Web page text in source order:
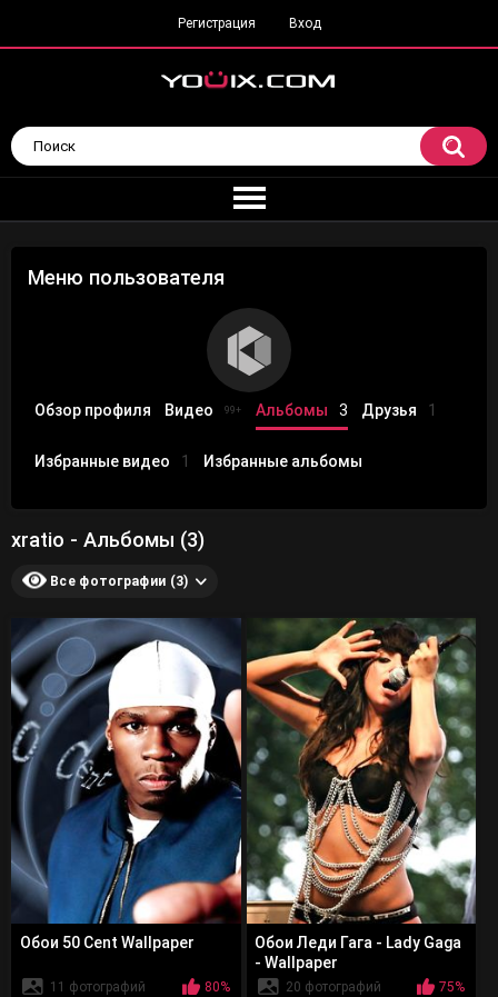
Регистрация Вход
Меню пользователя
Обзор профиля Видео 99+ Альбомы 3 Друзья 1
Избранные видео 1 Избранные альбомы
xratio - Альбомы (3)
Все фотографии (3)
Обои 50 Cent Wallpaper
11 фотографий
80%
Обои Леди Гага - Lady Gaga
- Wallpaper
20 фотографий
75%